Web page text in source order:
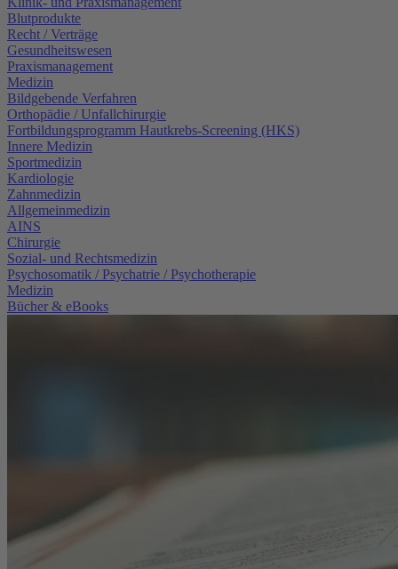
Blutprodukte
Recht / Verträge
Gesundheitswesen
Praxismanagement
Medizin
Bildgebende Verfahren
Orthopädie / Unfallchirurgie
Fortbildungsprogramm Hautkrebs-Screening (HKS)
Innere Medizin
Sportmedizin
Kardiologie
Zahnmedizin
Allgemeinmedizin
AINS
Chirurgie
Sozial- und Rechtsmedizin
Psychosomatik / Psychatrie / Psychotherapie
Medizin
Bücher & eBooks